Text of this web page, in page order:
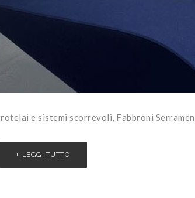
e sistemi scorrevoli, Fabbroni
LEGGI TUTTO